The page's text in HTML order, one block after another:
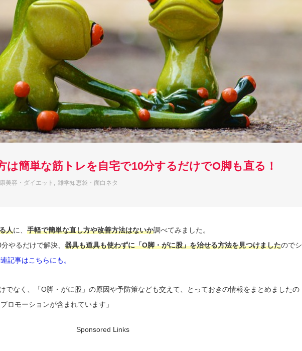
は簡単な筋トレを自宅で10分するだけでO脚も直る！
美容・ダイエット 雑学知恵袋・面白ネタ
人に、 手軽で簡単な直し方や改善方法はないか調べてみました。
やるだけで解決、 器具も道具も使わずに「O脚・がに股」を治せる方法を見つけましたのでシ
記事はこちらにも。
でなく、「O脚・がに股」の原因や予防策なども交えて、とっておきの情報をまとめましたの
ロモーションが含まれています」
Sponsored Links